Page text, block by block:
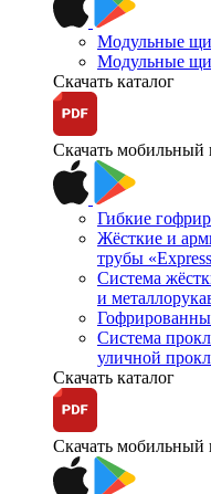
Модульные
Модульные
Скачать каталог
Скачать мобильный
Гибкие
Жёсткие и
трубы
Система
и
Система
уличной
Скачать каталог
Скачать мобильный